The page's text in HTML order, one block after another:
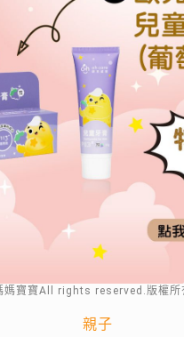
媽寶寶All rights reserved.版權所
親子